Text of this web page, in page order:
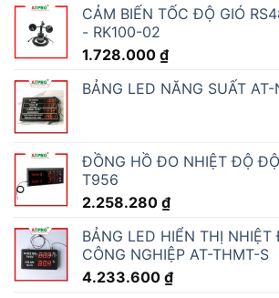
CẢM BIẾN TỐC ĐỘ GIÓ
- RK100-02
1.728.000 ₫
BẢNG LED NĂNG SUẤT
ĐỒNG HỒ ĐO NHIỆT ĐỘ
T956
2.258.280 ₫
BẢNG LED HIỂN THỊ
CÔNG NGHIỆP AT-THMT-S
4.233.600 ₫